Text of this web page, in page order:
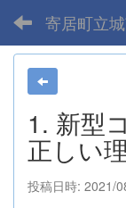
寄居町立
1. 新型
正しい
投稿日時: 2021/